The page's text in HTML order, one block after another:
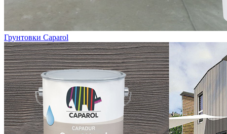
Грунтовки Caparol